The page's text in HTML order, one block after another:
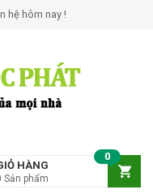
hệ hôm nay !
HÀNG
0
Sản phẩm